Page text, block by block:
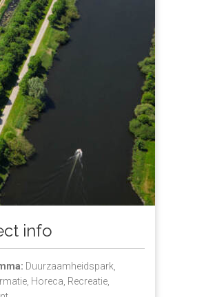
info
Duurzaamheidspark,
Horeca, Recreatie,